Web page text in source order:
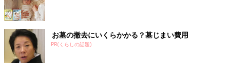
お墓の撤去にいくらかかる？墓じまい費用
PR(くらしの話題)